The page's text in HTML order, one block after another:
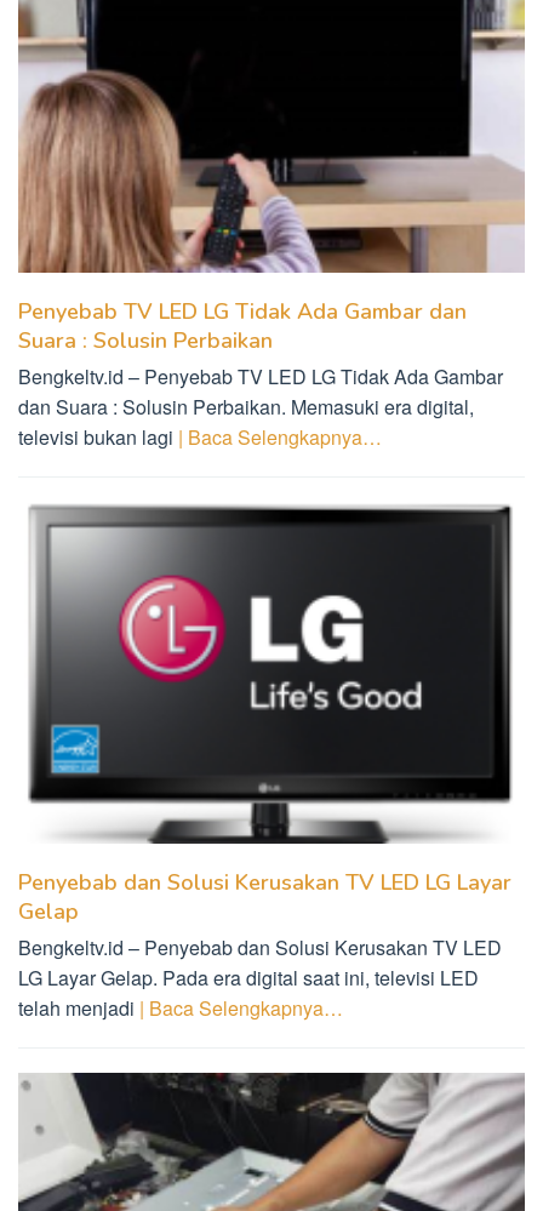
Penyebab TV LED LG Tidak Ada Gambar dan
Suara : Solusin Perbaikan
Bengkeltv.id – Penyebab TV LED LG Tidak Ada Gambar
dan Suara : Solusin Perbaikan. Memasuki era digital,
televisi bukan lagi | Baca Selengkapnya…
Penyebab dan Solusi Kerusakan TV LED LG Layar
Gelap
Bengkeltv.id – Penyebab dan Solusi Kerusakan TV LED
LG Layar Gelap. Pada era digital saat ini, televisi LED
telah menjadi | Baca Selengkapnya…